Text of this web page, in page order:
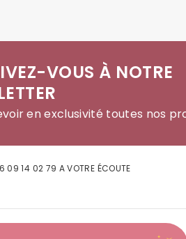
VOUS À NOTRE
en exclusivité toutes nos
09 14 02 79 A VOTRE ÉCOUTE